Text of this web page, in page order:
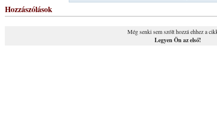
Hozzászólások
Még senki sem szólt hozzá ehhez a
Legyen Ön az első!